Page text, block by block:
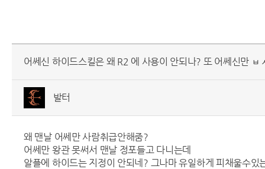
어쎄신 하이드스킬은 왜 R2 에 사용이 안되나? 또 어쎄신만 ㅂ
발터
왜 맨날 어쎄만 사람취급안해줌?
어쎄만 왕관 못써서 맨날 정포들고 다니는데
알플에 하이드는 지정이 안되네? 그나마 유일하게 피채울수